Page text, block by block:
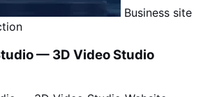
Business site
— 3D Video Studio